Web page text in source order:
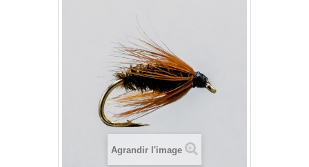
Agrandir l'image